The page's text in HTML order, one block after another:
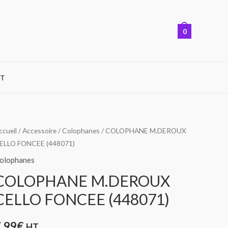
0
/Accessoire/Colophanes / COLOPHANE M.DEROUX
FONCEE (448071)
M.DEROUX
FONCEE (448071)